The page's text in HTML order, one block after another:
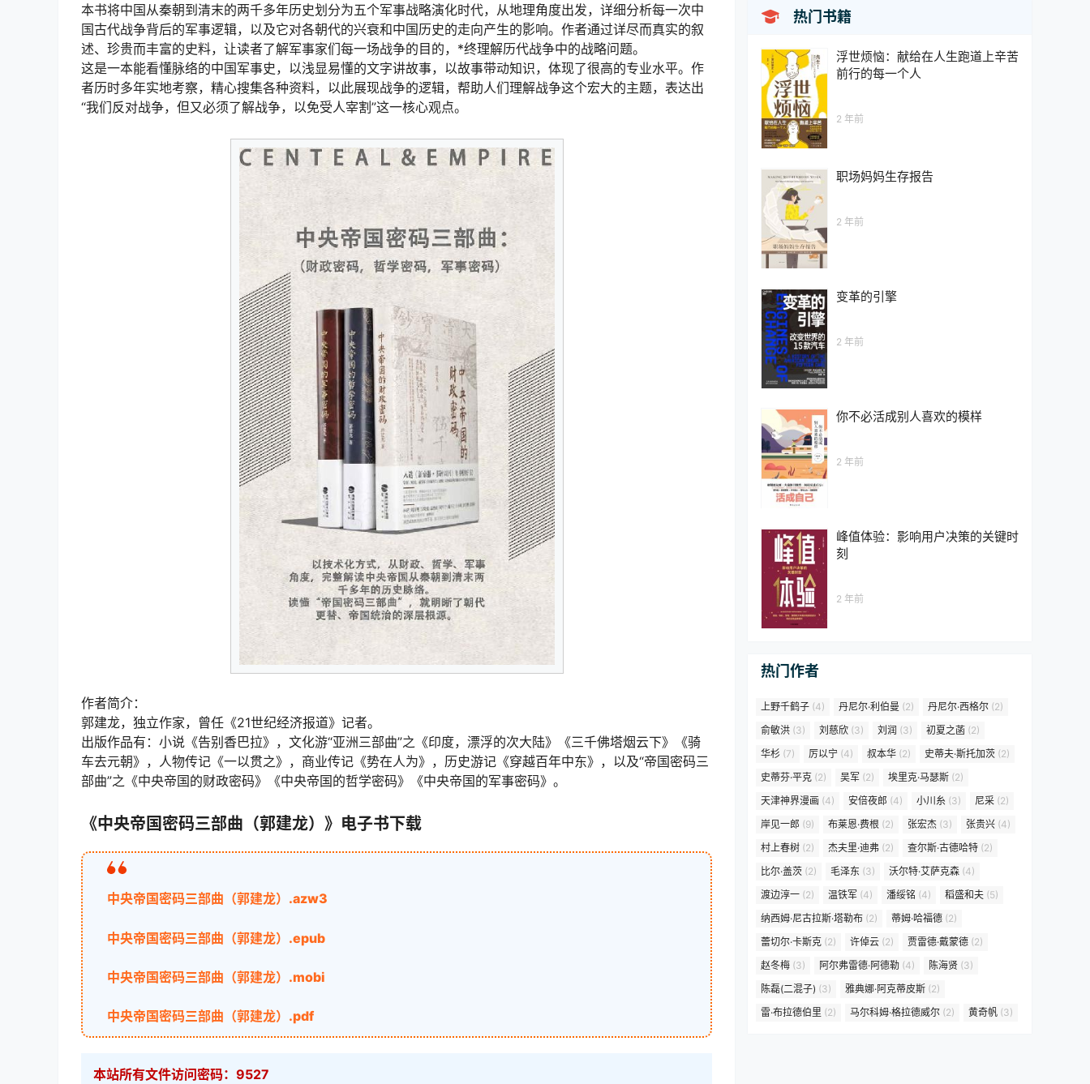
本书将中国从秦朝到清末的两千多年历史划分为五个军事战略演化时代，从地理角度出发，详细分析每一次中
国古代战争背后的军事逻辑，以及它对各朝代的兴衰和中国历史的走向产生的影响。作者通过详尽而真实的叙
述、珍贵而丰富的史料，让读者了解军事家们每一场战争的目的，*终理解历代战争中的战略问题。
这是一本能看懂脉络的中国军事史，以浅显易懂的文字讲故事，以故事带动知识，体现了很高的专业水平。作
者历时多年实地考察，精心搜集各种资料，以此展现战争的逻辑，帮助人们理解战争这个宏大的主题，表达出
“我们反对战争，但又必须了解战争，以免受人宰割”这一核心观点。
作者简介：
郭建龙，独立作家，曾任《21世纪经济报道》记者。
出版作品有：小说《告别香巴拉》，文化游“亚洲三部曲”之《印度，漂浮的次大陆》《三千佛塔烟云下》《骑
车去元朝》，人物传记《一以贯之》，商业传记《势在人为》，历史游记《穿越百年中东》，以及“帝国密码三
部曲”之《中央帝国的财政密码》《中央帝国的哲学密码》《中央帝国的军事密码》。
《中央帝国密码三部曲（郭建龙）》电子书下载
中央帝国密码三部曲（郭建龙）.azw3
中央帝国密码三部曲（郭建龙）.epub
中央帝国密码三部曲（郭建龙）.mobi
中央帝国密码三部曲（郭建龙）.pdf
本站所有文件访问密码：9527
 热门书籍
浮世烦恼：献给在人生跑道上辛苦
前行的每一个人
2 年前
职场妈妈生存报告
2 年前
变革的引擎
2 年前
你不必活成别人喜欢的模样
2 年前
峰值体验：影响用户决策的关键时
刻
2 年前
热门作者
上野千鹤子 (4) 丹尼尔·利伯曼 (2) 丹尼尔·西格尔 (2)
俞敏洪 (3) 刘慈欣 (3) 刘润 (3) 初夏之菡 (2)
华杉 (7) 厉以宁 (4) 叔本华 (2) 史蒂夫·斯托加茨 (2)
史蒂芬·平克 (2) 吴军 (2) 埃里克·马瑟斯 (2)
天津神界漫画 (4) 安倍夜郎 (4) 小川糸 (3) 尼采 (2)
岸见一郎 (9) 布莱恩·费根 (2) 张宏杰 (3) 张贵兴 (4)
村上春树 (2) 杰夫里·迪弗 (2) 查尔斯·古德哈特 (2)
比尔·盖茨 (2) 毛泽东 (3) 沃尔特·艾萨克森 (4)
渡边淳一 (2) 温铁军 (4) 潘绥铭 (4) 稻盛和夫 (5)
纳西姆·尼古拉斯·塔勒布 (2) 蒂姆·哈福德 (2)
蕾切尔·卡斯克 (2) 许倬云 (2) 贾雷德·戴蒙德 (2)
赵冬梅 (3) 阿尔弗雷德·阿德勒 (4) 陈海贤 (3)
陈磊(二混子) (3) 雅典娜·阿克蒂皮斯 (2)
雷·布拉德伯里 (2) 马尔科姆·格拉德威尔 (2) 黄奇帆 (3)